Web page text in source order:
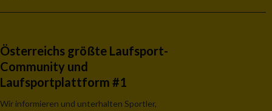
Österreichs größte Laufsport-
Community und
Laufsportplattform #1
Wir informieren und unterhalten Sportler,